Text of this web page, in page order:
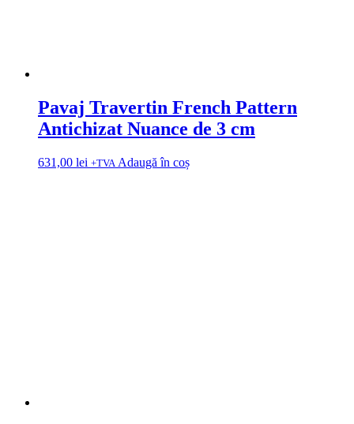
Pavaj Travertin French Pattern
Antichizat Nuance de 3 cm
631,00 lei +TVA Adaugă în coș